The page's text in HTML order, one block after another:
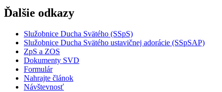
Ďalšie odkazy
Služobnice Ducha Svätého (SSpS)
Služobnice Ducha Svätého ustavičnej adorácie (SSpSAP)
ZpS a ZOS
Dokumenty SVD
Formulár
Nahrajte článok
Návštevnosť